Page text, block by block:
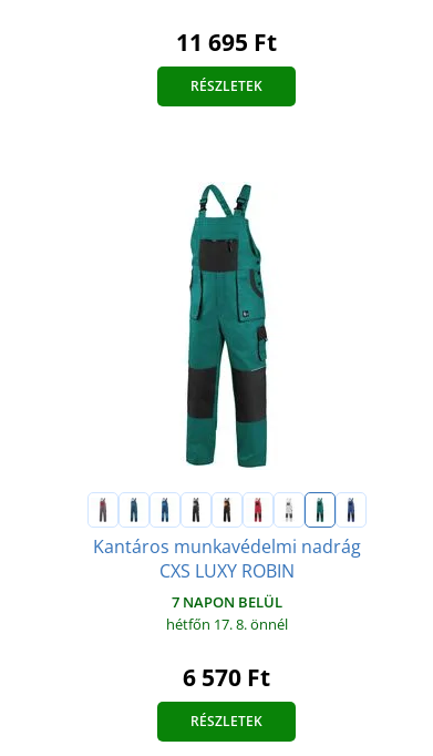
11 695 Ft
RÉSZLETEK
Kantáros munkavédelmi nadrág
CXS LUXY ROBIN
7 NAPON BELÜL
hétfőn 17. 8.önnél
6 570 Ft
RÉSZLETEK